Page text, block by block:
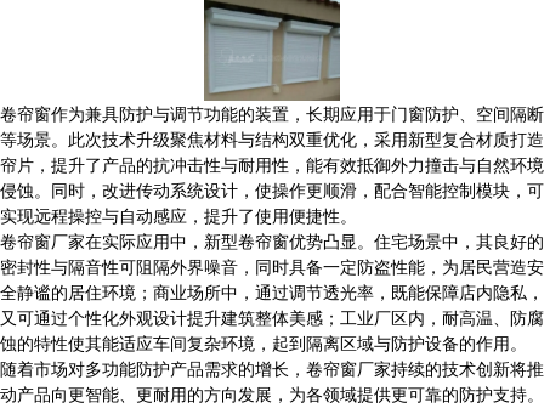
​ 卷帘窗作为兼具防护与调节功能的装置，长期应用于门窗防护、空间隔断
等场景。此次技术升级聚焦材料与结构双重优化，采用新型复合材质打造
帘片，提升了产品的抗冲击性与耐用性，能有效抵御外力撞击与自然环境
侵蚀。同时，改进传动系统设计，使操作更顺滑，配合智能控制模块，可
实现远程操控与自动感应，提升了使用便捷性。​
卷帘窗厂家在实际应用中，新型卷帘窗优势凸显。住宅场景中，其良好的
密封性与隔音性可阻隔外界噪音，同时具备一定防盗性能，为居民营造安
全静谧的居住环境；商业场所中，通过调节透光率，既能保障店内隐私，
又可通过个性化外观设计提升建筑整体美感；工业厂区内，耐高温、防腐
蚀的特性使其能适应车间复杂环境，起到隔离区域与防护设备的作用。
​ 随着市场对多功能防护产品需求的增长，卷帘窗厂家持续的技术创新将推
动产品向更智能、更耐用的方向发展，为各领域提供更可靠的防护支持。